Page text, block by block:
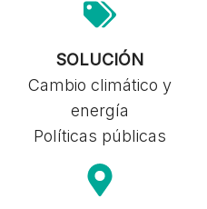
SOLUCIÓN
Cambio climático y
energía
Políticas públicas